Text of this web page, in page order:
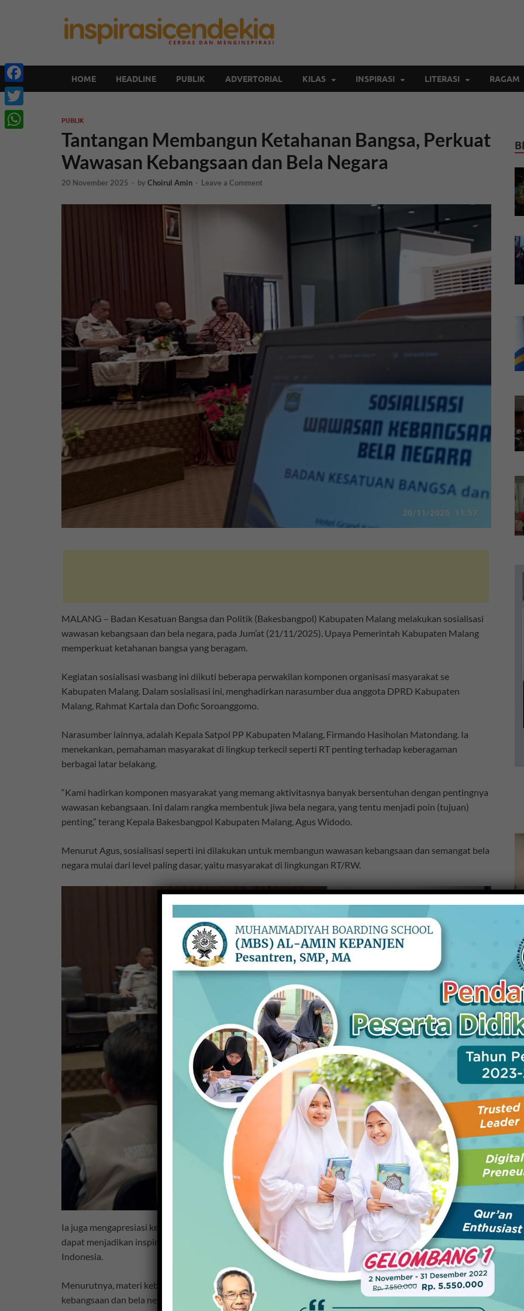
HOME HEADLINE PUBLIK ADVERTORIAL KILAS INSPIRASI LITERASI RAGAM
PUBLIK
Tantangan Membangun Ketahanan Bangsa, Perkuat
Wawasan Kebangsaan dan Bela Negara
20 November 2025 - byChoirul Amin - Leave a Comment
MALANG – Badan Kesatuan Bangsa dan Politik (Bakesbangpol) Kabupaten Malang melakukan sosialisasi
wawasan kebangsaan dan bela negara, pada Jum’at (21/11/2025). Upaya Pemerintah Kabupaten Malang
memperkuat ketahanan bangsa yang beragam.
Kegiatan sosialisasi wasbang ini diikuti beberapa perwakilan komponen organisasi masyarakat se
Kabupaten Malang. Dalam sosialisasi ini, menghadirkan narasumber dua anggota DPRD Kabupaten
Malang, Rahmat Kartala dan Dofic Soroanggomo.
Narasumber lainnya, adalah Kepala Satpol PP Kabupaten Malang, Firmando Hasiholan Matondang. Ia
menekankan, pemahaman masyarakat di lingkup terkecil seperti RT penting terhadap keberagaman
berbagai latar belakang.
“Kami hadirkan komponen masyarakat yang memang aktivitasnya banyak bersentuhan dengan pentingnya
wawasan kebangsaan. Ini dalam rangka membentuk jiwa bela negara, yang tentu menjadi poin (tujuan)
penting,” terang Kepala Bakesbangpol Kabupaten Malang, Agus Widodo.
Menurut Agus, sosialisasi seperti ini dilakukan untuk membangun wawasan kebangsaan dan semangat bela
negara mulai dari level paling dasar, yaitu masyarakat di lingkungan RT/RW.
Ia juga mengapresiasi keterlibatan berbagai komponen mengikuti kegiatan tersebut, dan berharap hasilnya
dapat menjadikan inspirasi bagi peserta yang hadir, demi kecintaan yang kuat pada bangsa dan Tanah Air
Indonesia.
Menurutnya, materi kebangsaan memang harus terus diberikan. Ini karena pemahaman tentang
kebangsaan dan bela negara merupakan kebutuhan berkelanjutan, bagi kita semua sebagai warga negara
Facebook
Twitter